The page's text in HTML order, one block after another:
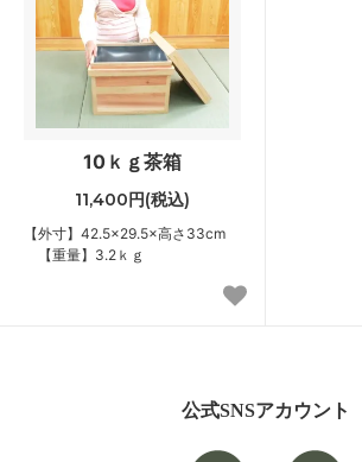
10ｋｇ茶箱
11,400円(税込)
【外寸】42.5×29.5×高さ33cm
【重量】3.2ｋｇ
公式SNSアカウント